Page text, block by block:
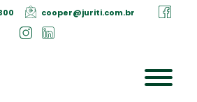
cooper@juriti.com.br